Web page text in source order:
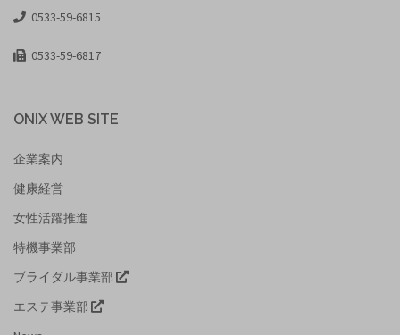
0533-59-6815
0533-59-6817
ONIX WEB SITE
企業案内
健康経営
女性活躍推進
特機事業部
ブライダル事業部
エステ事業部